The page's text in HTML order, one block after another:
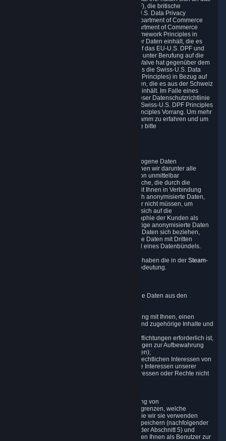
EU-U.S. Data Privacy Framework (EU-U.S. DPF), die britische
Erweiterung des EU-U.S. DPF und das Swiss-U.S. Data Privacy
Framework (Swiss-U.S. DPF), wie vom U.S. Department of Commerce
festgelegt. Valve hat gegenüber dem U.S. Department of Commerce
bestätigt, dass es die EU-U.S. Data Privacy Framework Principles in
Bezug auf die Verarbeitung personenbezogener Daten einhält, die es
aus der Europäischen Union unter Berufung auf das EU-U.S. DPF und
aus dem Vereinigten Königreich (und Gibraltar) unter Berufung auf die
britische Erweiterung des EU-U.S. DPF erhält. Valve hat gegenüber dem
U.S. Department of Commerce bestätigt, dass es die Swiss-U.S. Data
Privacy Framework Principles (Swiss-U.S. DPF Principles) in Bezug auf
die Verarbeitung von personenbezogenen Daten, die es aus der Schweiz
unter Berufung auf die Swiss-U.S. DPF erhält, einhält. Im Falle eines
Widerspruchs zwischen den Bestimmungen dieser Datenschutzrichtlinie
und den EU-U.S. DPF Principles und/oder den Swiss-U.S. DPF Principles
(zusammenfassend: „Principles“) haben die Principles Vorrang. Um mehr
über das Data Privacy Framework (DPF)-Programm zu erfahren und um
unsere Zertifizierung einzusehen, besuchen Sie bitte
Wo immer wir im Folgenden über personenbezogene Daten
(„Personenbezogene Daten“) sprechen, verstehen wir darunter alle
Informationen, die Sie entweder als Einzelperson unmittelbar
identifizieren („Identifizierende Daten“) oder solche, die durch die
Verbindung mit Ihren Identifizierenden Daten mit Ihnen in Verbindung
gebracht werden können. Valve verarbeitet auch anonymisierte Daten,
die in aggregierter Form vorliegen können, aber nicht müssen, um
Statistiken zu erstellen und zu analysieren, die sich auf die
Gewohnheiten, Verhaltensmuster und Demographie der Kunden als
Gruppe oder Individuen beziehen. Durch derartige anonymisierte Daten
ist eine Identifikation der Kunden, auf die diese Daten sich beziehen,
nicht möglich. Valve ist berechtigt, anonymisierte Daten mit Dritten
auszutauschen, egal ob individuell oder als Teil eines Datenbündels.
Weitere Begriffe in dieser Datenschutzrichtlinie haben die in derSteam-
(„SSA“) definierte Bedeutung.
Valve erhebt und verarbeitet Personenbezogene Daten aus den
a) wenn es für die Erfüllung unserer Vereinbarung mit Ihnen, einen
vollumfänglichen Spielservice bereitzustellen und zugehörige Inhalte und
b) wenn es für die Einhaltung gesetzlicher Verpflichtungen erforderlich ist,
denen wir unterliegen (z. B. unsere Verpflichtungen zur Aufbewahrung
bestimmter Informationen gemäß Steuergesetzen);
c) wenn dies für die Zwecke der legitimen und rechtlichen Interessen von
Valve oder eines Dritten erforderlich ist (z. B. die Interessen unserer
anderen Kunden), sofern Ihre berechtigten Interessen oder Rechte nicht
Diese Gründe für die Erfassung und Verarbeitung von
Personenbezogenen Daten bestimmen und begrenzen, welche
Personenbezogenen Daten wir erfassen und wie wir sie verwenden
(nachfolgender Abschnitt 3), wie lange wir sie speichern (nachfolgender
Abschnitt 4), wer Zugriff auf sie hat (nachfolgender Abschnitt 5) und
welche Rechte und andere Kontrollmechanismen Ihnen als Benutzer zur